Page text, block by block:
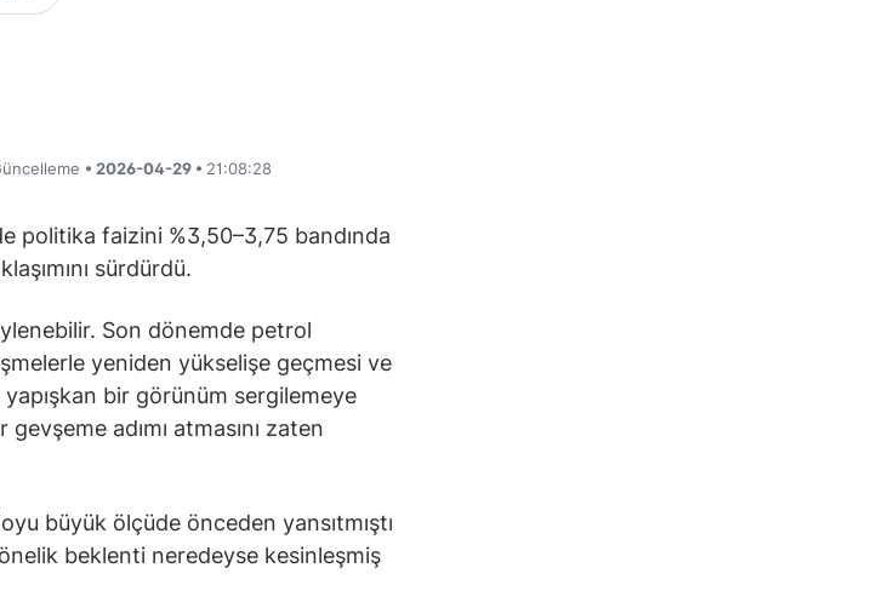
• 2026-04-29 • 21:08:28
politika faizini %3,50–3,75 bandında
sürdürdü.
Son dönemde petrol
yeniden yükselişe geçmesi ve
bir görünüm sergilemeye
adımı atmasını zaten
büyük ölçüde önceden yansıtmıştı
beklenti neredeyse kesinleşmiş